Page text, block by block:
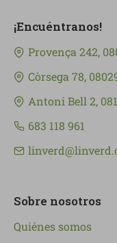
¡Encuéntranos!
Provença 242,
Còrsega 78,
Antoni Bell 2,
683 118 961
Sobre nosotros
Quiénes somos